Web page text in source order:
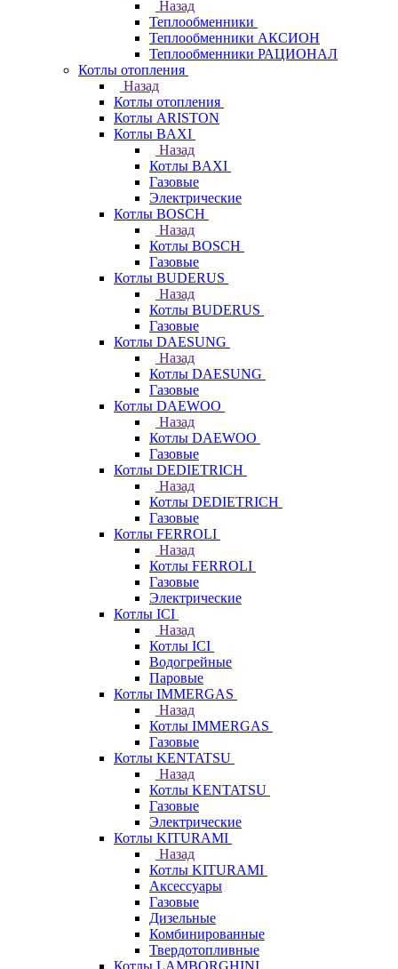
Назад
Теплообменники
Теплообменники АКСИОН
Теплообменники РАЦИОНАЛ
Котлы отопления
Назад
Котлы отопления
Котлы ARISTON
Котлы BAXI
Назад
Котлы BAXI
Газовые
Электрические
Котлы BOSCH
Назад
Котлы BOSCH
Газовые
Котлы BUDERUS
Назад
Котлы BUDERUS
Газовые
Котлы DAESUNG
Назад
Котлы DAESUNG
Газовые
Котлы DAEWOO
Назад
Котлы DAEWOO
Газовые
Котлы DEDIETRICH
Назад
Котлы DEDIETRICH
Газовые
Котлы FERROLI
Назад
Котлы FERROLI
Газовые
Электрические
Котлы ICI
Назад
Котлы ICI
Водогрейные
Паровые
Котлы IMMERGAS
Назад
Котлы IMMERGAS
Газовые
Котлы KENTATSU
Назад
Котлы KENTATSU
Газовые
Электрические
Котлы KITURAMI
Назад
Котлы KITURAMI
Аксессуары
Газовые
Дизельные
Комбинированные
Твердотопливные
Котлы LAMBORGHINI